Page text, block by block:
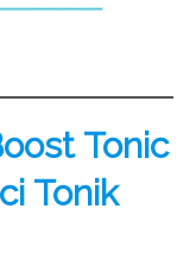
Tonic
Tonik